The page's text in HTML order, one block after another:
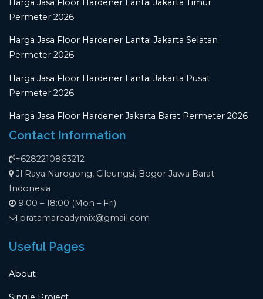
Harga Jasa Floor Hardener Lantai Jakarta Timur
Permeter 2026
Harga Jasa Floor Hardener Lantai Jakarta Selatan
Permeter 2026
Harga Jasa Floor Hardener Lantai Jakarta Pusat
Permeter 2026
Harga Jasa Floor Hardener Jakarta Barat Permeter 2026
Contact Information
+6282210863212
Jl Raya Narogong, Cileungsi, Bogor Jawa Barat
Indonesia
9:00 – 18:00 (Mon – Fri)
pratamareadymix@gmail.com
Useful Pages
About